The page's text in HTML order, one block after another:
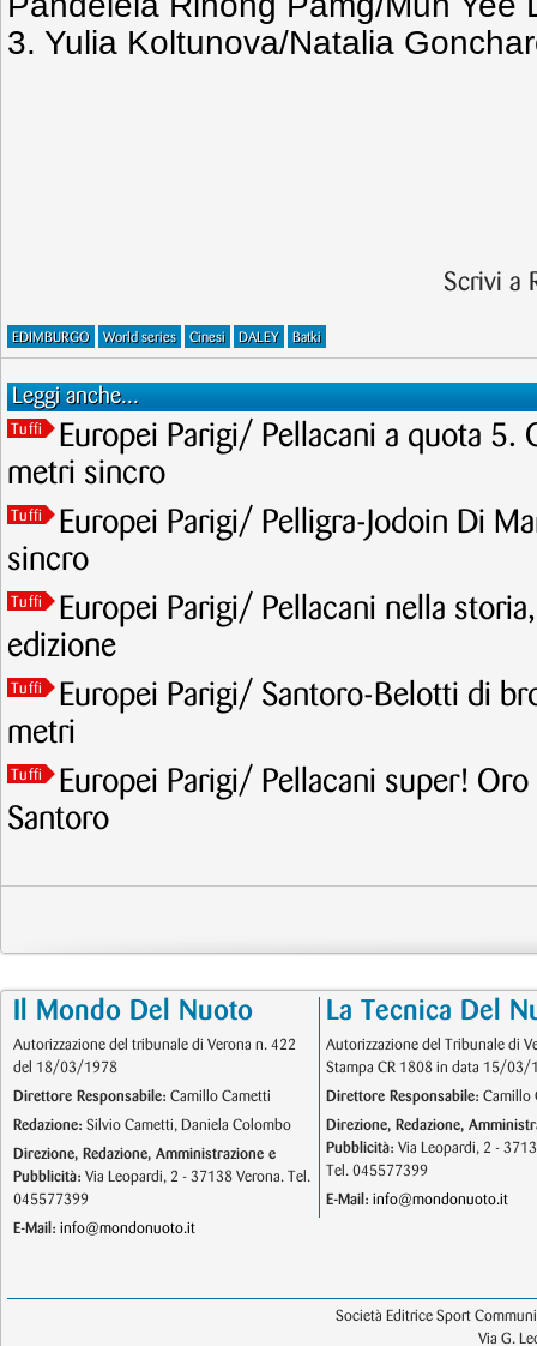
3. Yulia Koltunova/Natalia
Scrivi a
EDIMBURGO World series Cinesi DALEY Batki
Leggi anche...
Tuffi
Europei Parigi/ Pellacani a quota 5.
metri sincro
Tuffi
Europei Parigi/ Pelligra-Jodoin Di
sincro
Tuffi
Europei Parigi/ Pellacani nella
edizione
Tuffi
Europei Parigi/ Santoro-Belotti di
metri
Tuffi
Europei Parigi/ Pellacani super!
Santoro
Il Mondo Del Nuoto
Autorizzazione del tribunale di Verona n. 422
del 18/03/1978
Direttore Responsabile: Camillo Cametti
Redazione: Silvio Cametti, Daniela Colombo
Direzione, Redazione, Amministrazione e
Pubblicità: Via Leopardi, 2 - 37138 Verona. Tel.
045577399
E-Mail: info@mondonuoto.it
La Tecnica Del
Autorizzazione del Tribunale di
Stampa CR 1808 in data 15/03/
Direttore Responsabile: Camillo
Direzione, Redazione,
Pubblicità: Via Leopardi, 2 -
Tel. 045577399
E-Mail: info@mondonuoto.it
Società Editrice Sport
Via G.